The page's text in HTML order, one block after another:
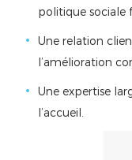
politique sociale
Une relation
l’amélioration
Une expertise
l’accueil.